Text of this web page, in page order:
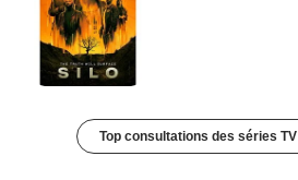
Top consultations des séries TV